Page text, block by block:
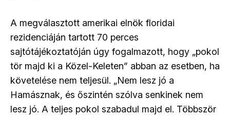
A megválasztott amerikai elnök floridai
rezidenciáján tartott 70 perces
sajtótájékoztatóján úgy fogalmazott, hogy „pokol
tör majd ki a Közel-Keleten” abban az esetben, ha
követelése nem teljesül. „Nem lesz jó a
Hamásznak, és őszintén szólva senkinek nem
lesz jó. A teljes pokol szabadul majd el. Többször